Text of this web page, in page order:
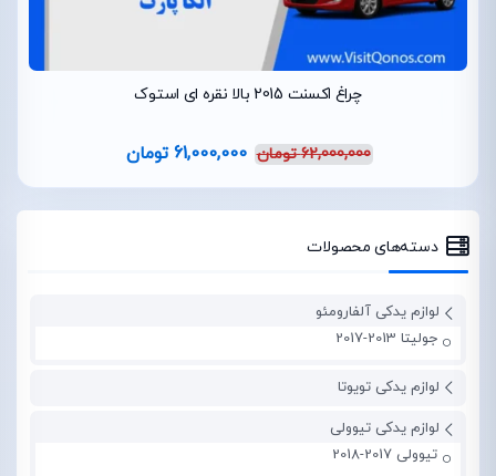
چراغ اکسنت 2015 بالا نقره ای استوک
62,000,000 تومان 61,000,000 تومان
دسته‌های محصولات
لوازم یدکی آلفارومئو
جولیتا 2013-2017
لوازم یدکی تویوتا
لوازم یدکی تیوولی
تیوولی 2017-2018